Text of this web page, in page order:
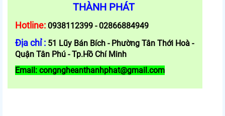
THÀNH PHÁT
Hotline: 0938112399 - 02866884949
Địa chỉ : 51 Lũy Bán Bích - Phường Tân Thới Hoà -
Quận Tân Phú - Tp.Hồ Chí Minh
Email: congngheanthanhphat@gmail.com